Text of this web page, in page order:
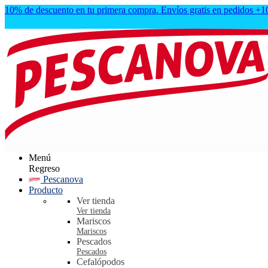
10% de descuento en tu primera compra. Envíos gratis en pedidos
Menú
Regreso
Pescanova
Producto
Ver tienda
Ver tienda
Mariscos
Mariscos
Pescados
Pescados
Cefalópodos